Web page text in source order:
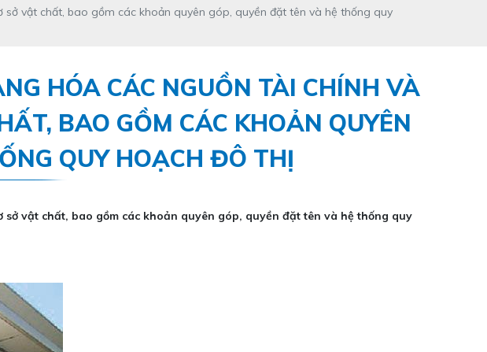
vật chất, bao gồm các khoản quyên góp, quyền đặt tên và hệ thống quy
HÓA CÁC NGUỒN TÀI CHÍNH VÀ
BAO GỒM CÁC KHOẢN QUYÊN
QUY HOẠCH ĐÔ THỊ
vật chất, bao gồm các khoản quyên góp, quyền đặt tên và hệ thống quy